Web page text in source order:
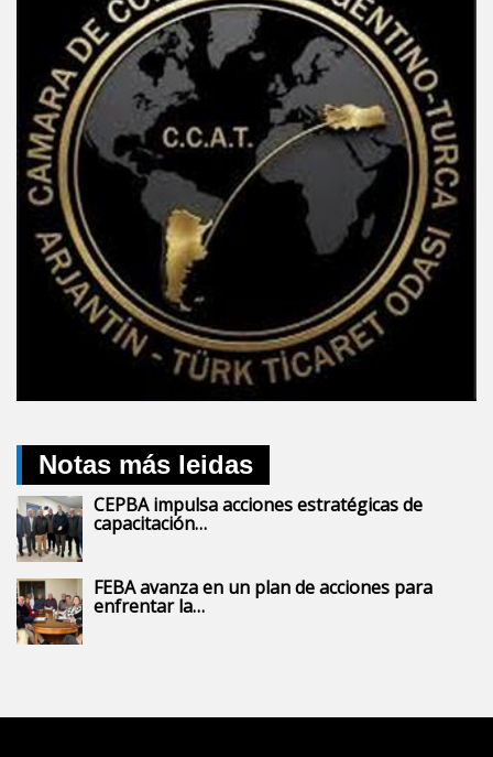
Notas más leidas
CEPBA impulsa acciones estratégicas de
capacitación…
FEBA avanza en un plan de acciones para
enfrentar la…